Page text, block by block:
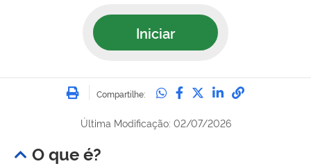
Iniciar
Imprimir
Compartilhe: Compartilhe no
Compartilhe no
Compartilhe no
Compartilhe
Última Modificação: 02/07/2026
O que é?